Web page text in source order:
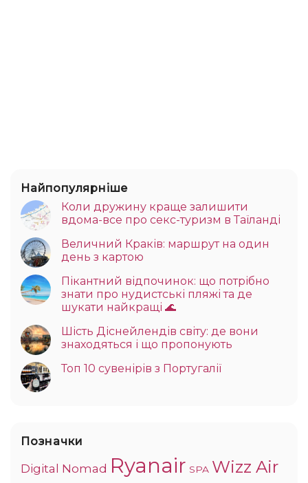
Найпопулярніше
Коли дружину краще залишити
вдома-все про секс-туризм в Таїланді
Величний Краків: маршрут на один
день з картою
Пікантний відпочинок: що потрібно
знати про нудистські пляжі та де
шукати найкращі 🌊
Шість Діснейлендів світу: де вони
знаходяться і що пропонують
Топ 10 сувенірів з Португалії
Позначки
Digital Nomad Ryanair SPA Wizz Air